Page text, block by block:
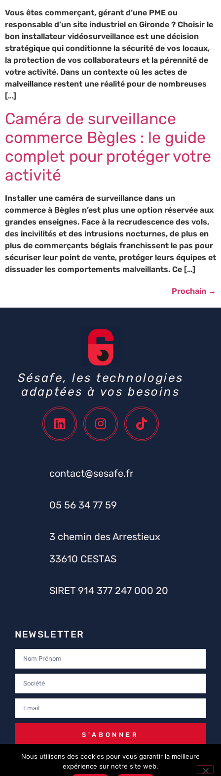
Vous êtes commerçant, gérant d’une PME ou
responsable d’un site industriel en Gironde ? Choisir le
bon installateur vidéosurveillance est une décision
stratégique qui conditionne la sécurité de vos locaux,
la protection de vos collaborateurs et la pérennité de
votre activité. Dans un contexte où les actes de
malveillance restent une réalité pour de nombreuses
[…]
Caméra de surveillance
commerce Bègles : le guide
complet pour protéger votre
activité
Installer une caméra de surveillance dans un
commerce à Bègles n’est plus une option réservée aux
grandes enseignes. Face à la recrudescence des vols,
des incivilités et des intrusions nocturnes, de plus en
plus de commerçants béglais franchissent le pas pour
sécuriser leur point de vente, protéger leurs équipes et
dissuader les comportements malveillants. Ce […]
Prochain →
Sésafe, les technologies
adaptées à vos besoins
contact@sesafe.fr
05 56 34 77 59
3 chemin des Arrestieux
33610 CESTAS
SIRET 914 377 247 000 20
NEWSLETTER
S'ABONNER
Nous utilisons des cookies pour vous garantir la meilleure
expérience sur notre site web.